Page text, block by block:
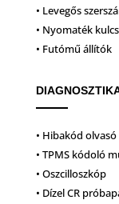
• Levegős
• Nyomaték
• Futómű állítók
• Hibakód olvasó
• TPMS kódoló
• Oszcilloszkóp
• Dízel CR